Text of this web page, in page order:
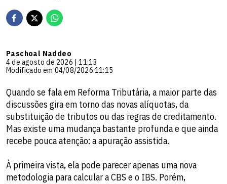
Paschoal Naddeo
4 de agosto de 2026 | 11:13
Modificado em 04/08/2026 11:15
Quando se fala em Reforma Tributária, a maior parte das
discussões gira em torno das novas alíquotas, da
substituição de tributos ou das regras de creditamento.
Mas existe uma mudança bastante profunda e que ainda
recebe pouca atenção: a apuração assistida.
À primeira vista, ela pode parecer apenas uma nova
metodologia para calcular a CBS e o IBS. Porém,